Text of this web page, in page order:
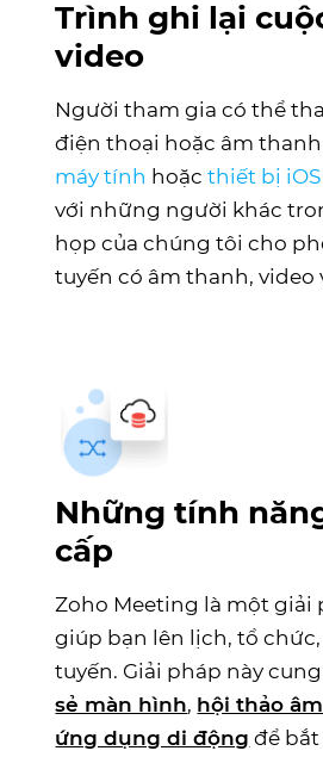
Trình ghi lại
video
Người tham gia có thể
điện thoại hoặc âm
máy tính hoặcthiết bị iOS
với những người khác
họp của chúng tôi cho
tuyến có âm thanh, video
Những tính
cấp
Zoho Meeting là một
giúp bạn lên lịch, tổ
tuyến. Giải pháp này
sẻ màn hình, hội thảo
ứng dụng di động để